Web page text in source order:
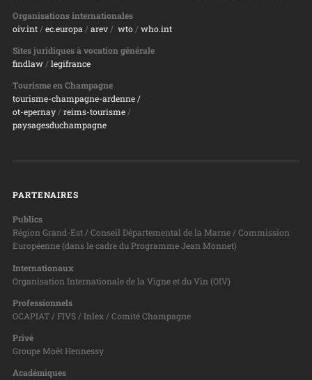
Organisations internationales
oiv.int/ ec.europa / arev/ wto/ who.int
Sites juridiques à vocation générale
findlaw/ legifrance
Tourisme en Champagne
tourisme-champagne-ardenne /
ot-epernay/ reims-tourisme/
paysagesduchampagne
PARTENAIRES
Publics
Région Grand-Est / Conseil Départemental de la Marne / Commission
Européenne (dans le cadre du Programme Jean Monnet)
Internationaux
Organisation Internationale de la Vigne et du Vin (OIV)
Professionnels
OCAPIAT / FIVS / Inlex / Comité Champagne
Privé
Groupe Moët Hennessy
Académiques